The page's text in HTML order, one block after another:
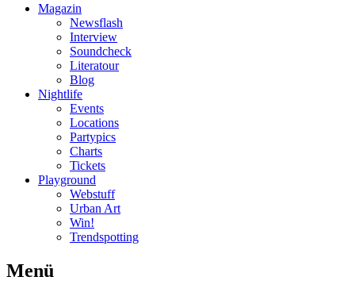
Magazin
Newsflash
Interview
Soundcheck
Literatour
Blog
Nightlife
Events
Locations
Partypics
Charts
Tickets
Playground
Webstuff
Urban Art
Win!
Trendspotting
Menü